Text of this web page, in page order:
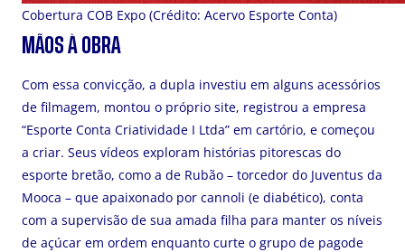
Cobertura COB Expo (Crédito: Acervo Esporte Conta)
MÃOS À OBRA
Com essa convicção, a dupla investiu em alguns acessórios
de filmagem, montou o próprio site, registrou a empresa
“Esporte Conta Criatividade I Ltda” em cartório, e começou
a criar. Seus vídeos exploram histórias pitorescas do
esporte bretão, como a de Rubão – torcedor do Juventus da
Mooca – que apaixonado por cannoli (e diabético), conta
com a supervisão de sua amada filha para manter os níveis
de açúcar em ordem enquanto curte o grupo de pagode